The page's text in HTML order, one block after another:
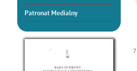
Patronat Medialny
7